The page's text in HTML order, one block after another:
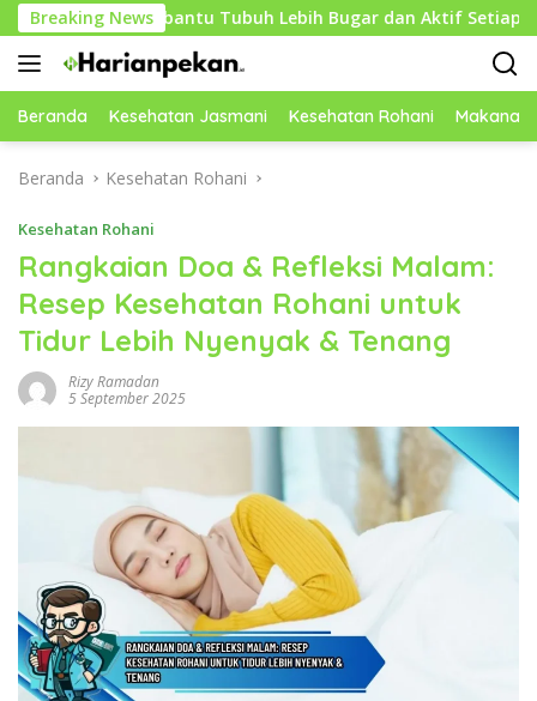
Langsung
ke
konten
Breaking News
Membantu Tubuh Lebih Bugar dan Aktif Setiap Hari
Beranda Kesehatan Jasmani Kesehatan Rohani Makanan
Beranda Kesehatan Rohani
Kesehatan Rohani
Rangkaian Doa & Refleksi Malam:
Resep Kesehatan Rohani untuk
Tidur Lebih Nyenyak & Tenang
Rizy Ramadan
5 September 2025